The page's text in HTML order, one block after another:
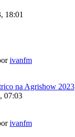
18:01
ivanfm
na Agrishow 2023
07:03
ivanfm